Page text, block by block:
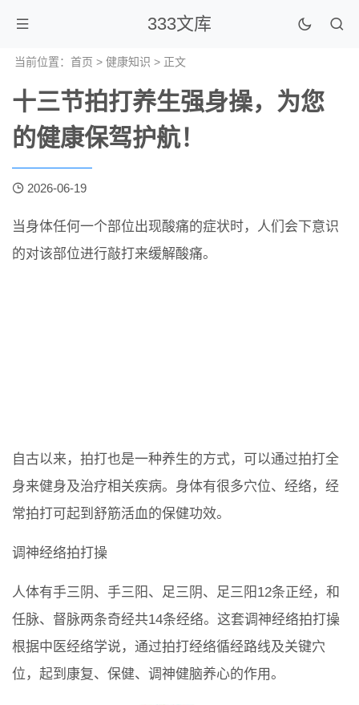
333文库
当前位置： 首页 > 健康知识 > 正文
十三节拍打养生强身操，为您
的健康保驾护航！
2026-06-19
当身体任何一个部位出现酸痛的症状时，人们会下意识
的对该部位进行敲打来缓解酸痛。
自古以来，拍打也是一种养生的方式，可以通过拍打全
身来健身及治疗相关疾病。身体有很多穴位、经络，经
常拍打可起到舒筋活血的保健功效。
调神经络拍打操
人体有手三阴、手三阳、足三阴、足三阳12条正经，和
任脉、督脉两条奇经共14条经络。这套调神经络拍打操
根据中医经络学说，通过拍打经络循经路线及关键穴
位，起到康复、保健、调神健脑养心的作用。